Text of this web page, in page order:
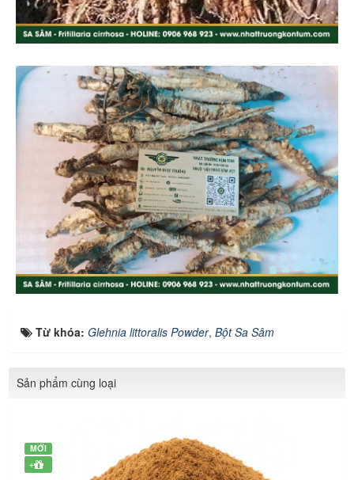
Từ khóa: Glehnia littoralis Powder, Bột Sa Sâm
Sản phẩm cùng loại
MỚI
+